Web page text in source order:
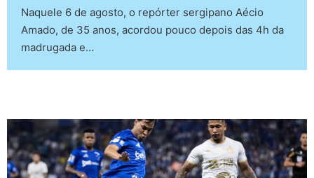
Naquele 6 de agosto, o repórter sergipano Aécio
Amado, de 35 anos, acordou pouco depois das 4h da
madrugada e…